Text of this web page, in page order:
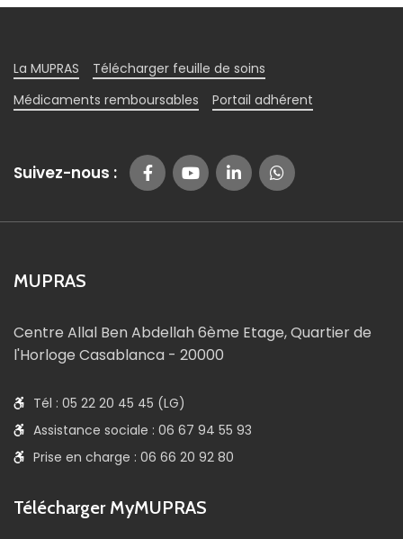
La MUPRAS
Télécharger feuille de soins
Médicaments remboursables
Portail adhérent
Suivez-nous :
MUPRAS
Centre Allal Ben Abdellah 6ème Etage, Quartier de
l'Horloge Casablanca - 20000
Tél : 05 22 20 45 45 (LG)
Assistance sociale : 06 67 94 55 93
Prise en charge : 06 66 20 92 80
Télécharger MyMUPRAS